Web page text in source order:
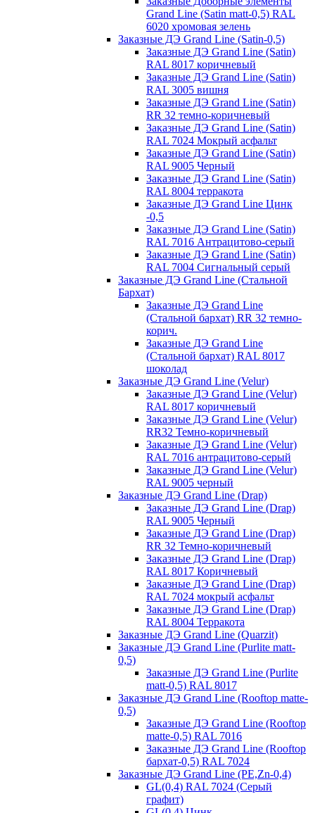
Grand Line (Satin matt-0,5) RAL
6020 хромовая зелень
Заказные ДЭ Grand Line (Satin-0,5)
Заказные ДЭ Grand Line (Satin)
RAL 8017 коричневый
Заказные ДЭ Grand Line (Satin)
RAL 3005 вишня
Заказные ДЭ Grand Line (Satin)
RR 32 темно-коричневый
Заказные ДЭ Grand Line (Satin)
RAL 7024 Мокрый асфальт
Заказные ДЭ Grand Line (Satin)
RAL 9005 Черный
Заказные ДЭ Grand Line (Satin)
RAL 8004 терракота
Заказные ДЭ Grand Line Цинк
-0,5
Заказные ДЭ Grand Line (Satin)
RAL 7016 Антрацитово-серый
Заказные ДЭ Grand Line (Satin)
RAL 7004 Сигнальный серый
Заказные ДЭ Grand Line (Стальной
Бархат)
Заказные ДЭ Grand Line
(Стальной бархат) RR 32 темно-
корич.
Заказные ДЭ Grand Line
(Стальной бархат) RAL 8017
шоколад
Заказные ДЭ Grand Line (Velur)
Заказные ДЭ Grand Line (Velur)
RAL 8017 коричневый
Заказные ДЭ Grand Line (Velur)
RR32 Темно-коричневый
Заказные ДЭ Grand Line (Velur)
RAL 7016 антрацитово-серый
Заказные ДЭ Grand Line (Velur)
RAL 9005 черный
Заказные ДЭ Grand Line (Drap)
Заказные ДЭ Grand Line (Drap)
RAL 9005 Черный
Заказные ДЭ Grand Line (Drap)
RR 32 Темно-коричневый
Заказные ДЭ Grand Line (Drap)
RAL 8017 Коричневый
Заказные ДЭ Grand Line (Drap)
RAL 7024 мокрый асфальт
Заказные ДЭ Grand Line (Drap)
RAL 8004 Терракота
Заказные ДЭ Grand Line (Quarzit)
Заказные ДЭ Grand Line (Purlite matt-
0,5)
Заказные ДЭ Grand Line (Purlite
matt-0,5) RAL 8017
Заказные ДЭ Grand Line (Rooftop matte-
0,5)
Заказные ДЭ Grand Line (Rooftop
matte-0,5) RAL 7016
Заказные ДЭ Grand Line (Rooftop
бархат-0,5) RAL 7024
Заказные ДЭ Grand Line (PE,Zn-0,4)
GL(0,4) RAL 7024 (Серый
графит)